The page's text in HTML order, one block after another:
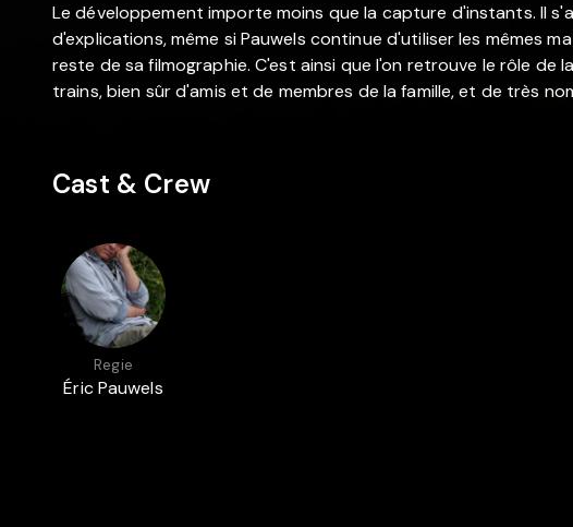
Le développement importe moins que la capture d'instants. Il
d'explications, même si Pauwels continue d'utiliser les mêmes
reste de sa filmographie. C'est ainsi que l'on retrouve le rôle de
trains, bien sûr d'amis et de membres de la famille, et de très
Cast & Crew
Regie
Éric Pauwels